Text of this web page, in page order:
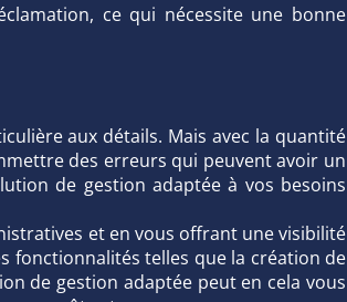
ce qui nécessite une bonne
aux détails. Mais avec la quantité
des erreurs qui peuvent avoir un
de gestion adaptée à vos besoins
et en vous offrant une visibilité
fonctionnalités telles que la création de
de gestion adaptée peut en cela vous